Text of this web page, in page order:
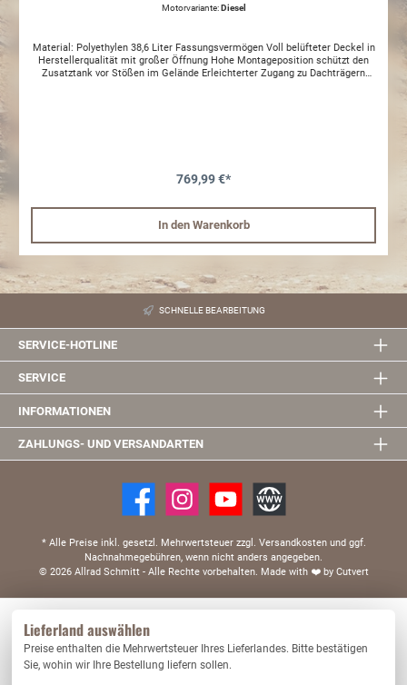
Motorvariante:Diesel
Material: Polyethylen 38,6 Liter Fassungsvermögen Voll belüfteter Deckel in
Herstellerqualität mit großer Öffnung Hohe Montageposition schützt den
Zusatztank vor Stößen im Gelände Erleichterter Zugang zu Dachträgern
769,99 €*
In den Warenkorb
SCHNELLE BEARBEITUNG
SERVICE-HOTLINE
SERVICE
INFORMATIONEN
ZAHLUNGS- UND VERSANDARTEN
* Alle Preise inkl. gesetzl. Mehrwertsteuer zzgl. Versandkosten und ggf.
Nachnahmegebühren, wenn nicht anders angegeben.
© 2026 Allrad Schmitt - Alle Rechte vorbehalten. Made with ❤️by Cutvert
Lieferland auswählen
Preise enthalten die Mehrwertsteuer Ihres Lieferlandes. Bitte bestätigen
Sie, wohin wir Ihre Bestellung liefern sollen.
Nur technisch notwendige Konfigurieren